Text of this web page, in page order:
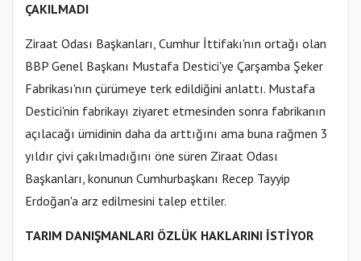
ÇAKILMADI
Ziraat Odası Başkanları, Cumhur İttifakı'nın ortağı olan
BBP Genel Başkanı Mustafa Destici'ye Çarşamba Şeker
Fabrikası'nın çürümeye terk edildiğini anlattı. Mustafa
Destici'nin fabrikayı ziyaret etmesinden sonra fabrikanın
açılacağı ümidinin daha da arttığını ama buna rağmen 3
yıldır çivi çakılmadığını öne süren Ziraat Odası
Başkanları, konunun Cumhurbaşkanı Recep Tayyip
Erdoğan'a arz edilmesini talep ettiler.
TARIM DANIŞMANLARI ÖZLÜK HAKLARINI İSTİYOR